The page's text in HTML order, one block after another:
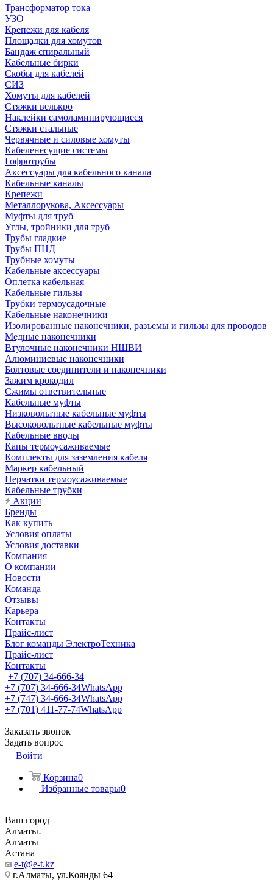
Трансформатор тока
УЗО
Крепежи для кабеля
Площадки для хомутов
Бандаж спиральный
Кабельные бирки
Cкобы для кабелей
СИЗ
Хомуты для кабелей
Стяжки велькро
Наклейки самоламинирующиеся
Стяжки стальные
Червячные и силовые хомуты
Кабеленесущие системы
Гофротрубы
Аксессуары для кабельного канала
Кабельные каналы
Крепежи
Металлорукова, Аксессуары
Муфты для труб
Углы, тройники для труб
Трубы гладкие
Трубы ПНД
Трубные хомуты
Кабельные аксессуары
Оплетка кабельная
Кабельные гильзы
Трубки термоусадочные
Кабельные наконечники
Изолированные наконечники, разъемы и гильзы для проводов
Медные наконечники
Втулочные наконечники НШВИ
Алюминиевые наконечники
Болтовые соединители и наконечники
Зажим крокодил
Сжимы ответвительные
Кабельные муфты
Низковольтные кабельные муфты
Высоковольтные кабельные муфты
Кабельные вводы
Капы термоусаживаемые
Комплекты для заземления кабеля
Маркер кабельный
Перчатки термоусаживаемые
Кабельные трубки
Акции
Бренды
Как купить
Условия оплаты
Условия доставки
Компания
О компании
Новости
Команда
Отзывы
Карьера
Контакты
Прайс-лист
Блог команды ЭлектроТехника
Прайс-лист
Контакты
+7 (707) 34-666-34
+7 (707) 34-666-34WhatsApp
+7 (747) 34-666-34WhatsApp
+7 (701) 411-77-74WhatsApp
Заказать звонок
Задать вопрос
Войти
Корзина0
Избранные товары0
Ваш город
Алматы
Алматы
Астана
e-t@e-t.kz
г.Алматы, ул.Коянды 64